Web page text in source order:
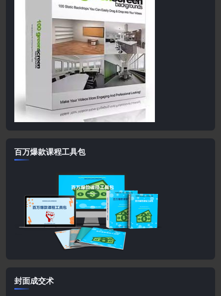
百万爆款课程工具包
封面成交术